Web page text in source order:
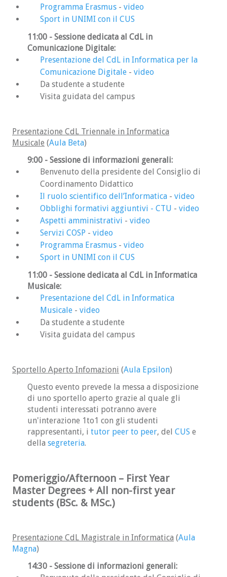
Programma Erasmus - video
Sport in UNIMI con il CUS
11:00 - Sessione dedicata al CdL in
Comunicazione Digitale:
Presentazione del CdL in Informatica per la
Comunicazione Digitale - video
Da studente a studente
Visita guidata del campus
Presentazione CdL Triennale in Informatica
Musicale (Aula Beta)
9:00 - Sessione di informazioni generali:
Benvenuto della presidente del Consiglio di
Coordinamento Didattico
Il ruolo scientifico dell’Informatica - video
Obblighi formativi aggiuntivi - CTU - video
Aspetti amministrativi - video
Servizi COSP - video
Programma Erasmus - video
Sport in UNIMI con il CUS
11:00 - Sessione dedicata al CdL in Informatica
Musicale:
Presentazione del CdL in Informatica
Musicale - video
Da studente a studente
Visita guidata del campus
Sportello Aperto Infomazioni (Aula Epsilon)
Questo evento prevede la messa a disposizione
di uno sportello aperto grazie al quale gli
studenti interessati potranno avere
un'interazione 1to1 con gli studenti
rappresentanti, i tutor peer to peer, del CUS e
della segreteria.
Pomeriggio/Afternoon – First Year
Master Degrees + All non-first year
students (BSc. & MSc.)
Presentazione CdL Magistrale in Informatica (Aula
Magna)
14:30 - Sessione di informazioni generali: